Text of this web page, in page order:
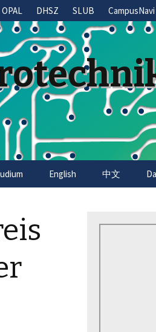
OPAL DHSZ SLUB CampusNavi
English 中文